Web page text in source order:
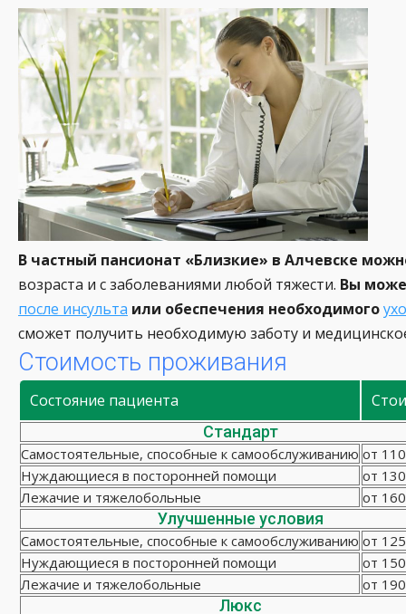
В частный пансионат «Близкие» в Алчевске
возраста и с заболеваниями любой тяжести. Вы
после инсульта или обеспечения необходимого
сможет получить необходимую заботу и
Стоимость проживания
Состояние пациента
Стандарт
Самостоятельные, способные к самообслуживанию от
Нуждающиеся в посторонней помощи
от
Лежачие и тяжелобольные
от
Улучшенные условия
Самостоятельные, способные к самообслуживанию от
Нуждающиеся в посторонней помощи
от
Лежачие и тяжелобольные
от
Люкс